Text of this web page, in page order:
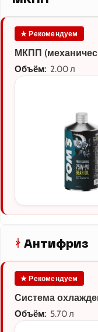
★ Рекомендуем
МКПП
Объём: 2.00 л
Антифриз
★ Рекомендуем
Система
Объём: 5.70 л